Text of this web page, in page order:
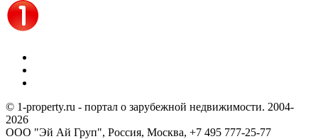
© 1-property.ru - портал о зарубежной недвижимости. 2004-
2026
ООО "Эй Ай Груп", Россия, Москва, +7 495 777-25-77